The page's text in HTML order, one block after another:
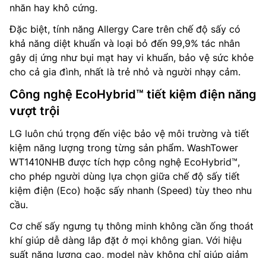
nhăn hay khô cứng.
Đặc biệt, tính năng Allergy Care trên chế độ sấy có
khả năng diệt khuẩn và loại bỏ đến 99,9% tác nhân
gây dị ứng như bụi mạt hay vi khuẩn, bảo vệ sức khỏe
cho cả gia đình, nhất là trẻ nhỏ và người nhạy cảm.
Công nghệ EcoHybrid™ tiết kiệm điện năng
vượt trội
LG luôn chú trọng đến việc bảo vệ môi trường và tiết
kiệm năng lượng trong từng sản phẩm. WashTower
WT1410NHB được tích hợp công nghệ EcoHybrid™,
cho phép người dùng lựa chọn giữa chế độ sấy tiết
kiệm điện (Eco) hoặc sấy nhanh (Speed) tùy theo nhu
cầu.
Cơ chế sấy ngưng tụ thông minh không cần ống thoát
khí giúp dễ dàng lắp đặt ở mọi không gian. Với hiệu
suất năng lượng cao, model này không chỉ giúp giảm